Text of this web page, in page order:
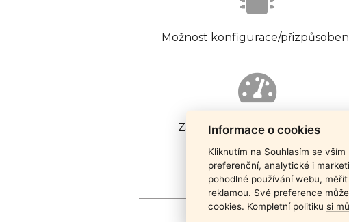
Možnost konfigurace/
Záruka funkčnosti produktu
Informace o cookies
Kliknutím na Souhlasím se
preferenční, analytické i
pohodlné používání webu,
reklamou. Své preference
cookies. Kompletní politiku si